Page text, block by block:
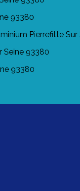
93380
Pierrefitte Sur
Seine 93380
93380